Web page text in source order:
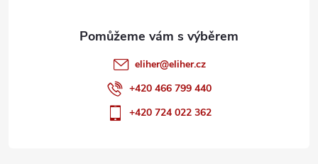
eliher@eliher.cz
+420 466 799 440
+420 724 022 362